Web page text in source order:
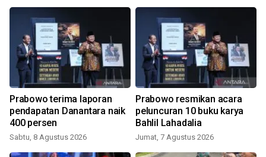
Prabowo terima laporan
pendapatan Danantara naik
400 persen
Sabtu, 8 Agustus 2026
Prabowo resmikan acara
peluncuran 10 buku karya
Bahlil Lahadalia
Jumat, 7 Agustus 2026